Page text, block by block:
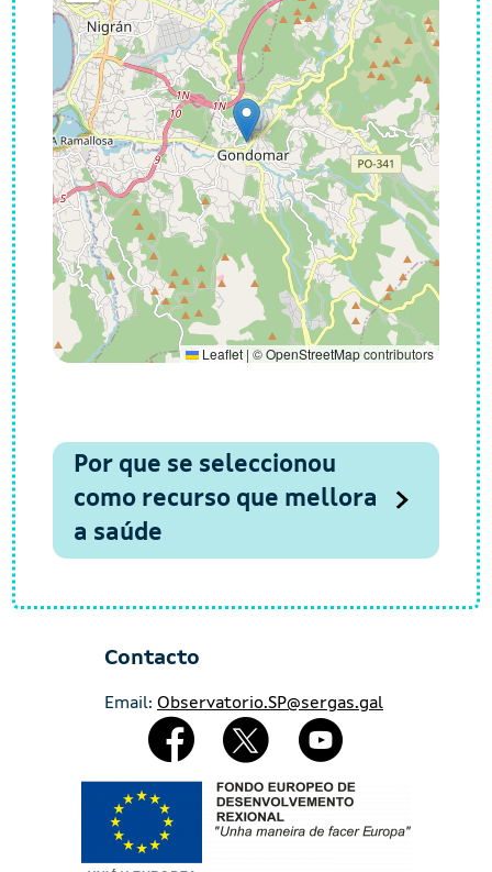
Leaflet | ©OpenStreetMapcontributors
Por que se seleccionou
como recurso que mellora
a saúde
Contacto
Email: Observatorio.SP@sergas.gal
Redes Sociales